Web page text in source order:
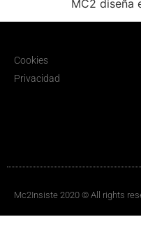
MC2 diseña
Cookies
Privacidad
Mc2Insiste 2020 © All rights